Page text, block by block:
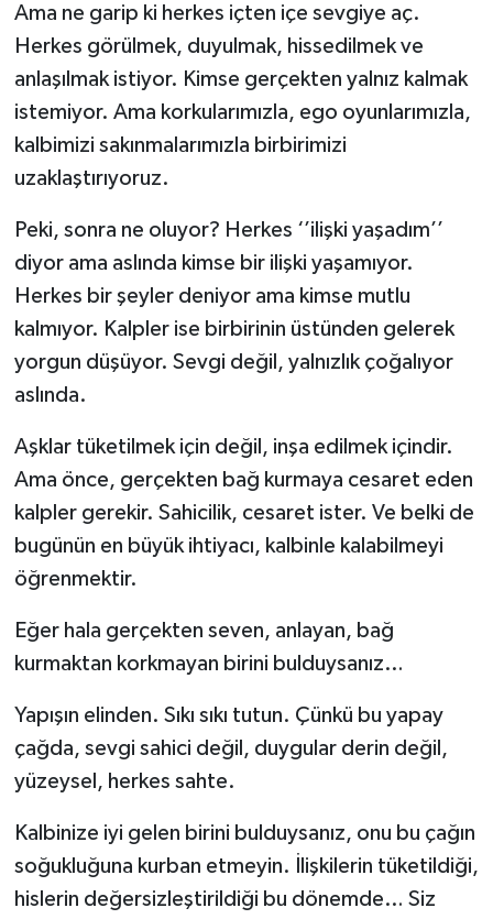
Ama ne garip ki herkes içten içe sevgiye aç.
Herkes görülmek, duyulmak, hissedilmek ve
anlaşılmak istiyor. Kimse gerçekten yalnız kalmak
istemiyor. Ama korkularımızla, ego oyunlarımızla,
kalbimizi sakınmalarımızla birbirimizi
uzaklaştırıyoruz.
Peki, sonra ne oluyor? Herkes ‘’ilişki yaşadım’’
diyor ama aslında kimse bir ilişki yaşamıyor.
Herkes bir şeyler deniyor ama kimse mutlu
kalmıyor. Kalpler ise birbirinin üstünden gelerek
yorgun düşüyor. Sevgi değil, yalnızlık çoğalıyor
aslında.
Aşklar tüketilmek için değil, inşa edilmek içindir.
Ama önce, gerçekten bağ kurmaya cesaret eden
kalpler gerekir. Sahicilik, cesaret ister. Ve belki de
bugünün en büyük ihtiyacı, kalbinle kalabilmeyi
öğrenmektir.
Eğer hala gerçekten seven, anlayan, bağ
kurmaktan korkmayan birini bulduysanız…
Yapışın elinden. Sıkı sıkı tutun. Çünkü bu yapay
çağda, sevgi sahici değil, duygular derin değil,
yüzeysel, herkes sahte.
Kalbinize iyi gelen birini bulduysanız, onu bu çağın
soğukluğuna kurban etmeyin. İlişkilerin tüketildiği,
hislerin değersizleştirildiği bu dönemde… Siz